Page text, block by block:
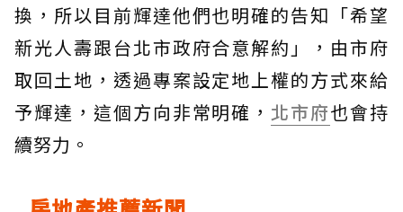
換，所以目前輝達他們也明確的告知「希望
新光人壽跟台北市政府合意解約」，由市府
取回土地，透過專案設定地上權的方式來給
予輝達，這個方向非常明確， 北市府也會持
續努力。